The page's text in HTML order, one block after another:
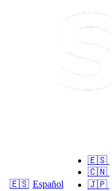
🇪🇸 Español
🇪🇸
🇨🇳
🇯🇵